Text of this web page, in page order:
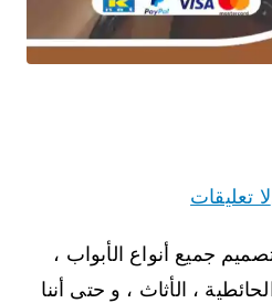
لا تعليقات
جميع أنواع الأبواب ،
، الأثاث ، و حتى أننا